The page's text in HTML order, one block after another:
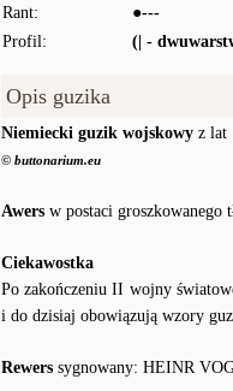
Rant:
●---
Profil:
(| -
Opis guzika
Niemiecki guzik wojskowy z lat
© buttonarium.eu
Awers w postaci groszkowanego
Ciekawostka
Po zakończeniu II wojny
i do dzisiaj obowiązują wzory
Rewers sygnowany: HEINR